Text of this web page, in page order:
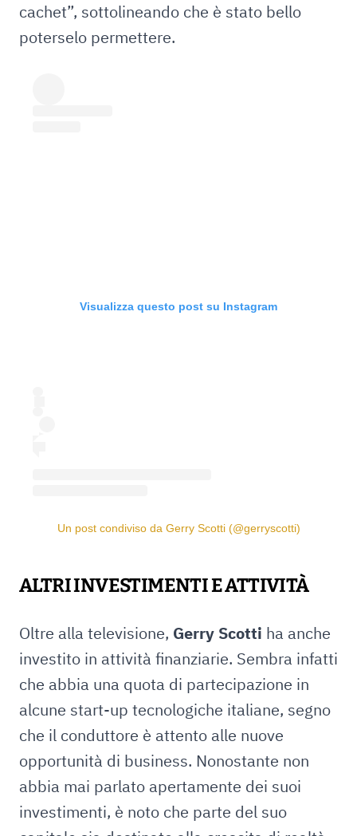
cachet”, sottolineando che è stato bello
poterselo permettere.
Visualizza questo post su Instagram
Un post condiviso da Gerry Scotti (@gerryscotti)
ALTRI INVESTIMENTI E ATTIVITÀ
Oltre alla televisione, Gerry Scotti ha anche
investito in attività finanziarie. Sembra infatti
che abbia una quota di partecipazione in
alcune start-up tecnologiche italiane, segno
che il conduttore è attento alle nuove
opportunità di business. Nonostante non
abbia mai parlato apertamente dei suoi
investimenti, è noto che parte del suo